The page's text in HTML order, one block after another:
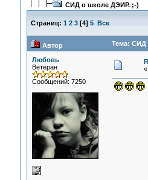
СИД о школе ДЭИР. ;-)
Страниц: 1 2 3[4] 5 Все
Автор Тема: СИД
Любовь
Ветеран
Сообщений: 7250
«